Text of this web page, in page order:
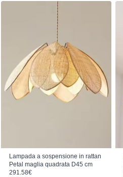
Lampada a sospensione in rattan
Petal maglia quadrata D45 cm
291.58€